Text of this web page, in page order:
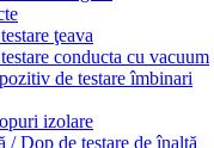
ţeava
conducta cu vacuum
de testare îmbinari
izolare
Dop de testare de înaltă